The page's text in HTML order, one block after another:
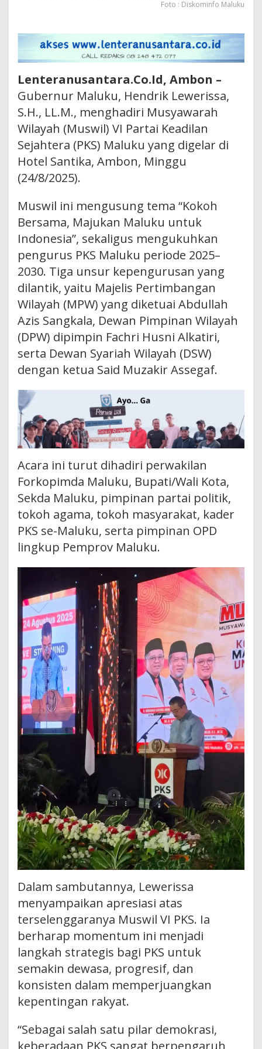
Foto : Diskominfo Maluku
Lenteranusantara.Co.Id, Ambon –
Gubernur Maluku, Hendrik Lewerissa,
S.H., LL.M., menghadiri Musyawarah
Wilayah (Muswil) VI Partai Keadilan
Sejahtera (PKS) Maluku yang digelar di
Hotel Santika, Ambon, Minggu
(24/8/2025).
Muswil ini mengusung tema “Kokoh
Bersama, Majukan Maluku untuk
Indonesia”, sekaligus mengukuhkan
pengurus PKS Maluku periode 2025–
2030. Tiga unsur kepengurusan yang
dilantik, yaitu Majelis Pertimbangan
Wilayah (MPW) yang diketuai Abdullah
Azis Sangkala, Dewan Pimpinan Wilayah
(DPW) dipimpin Fachri Husni Alkatiri,
serta Dewan Syariah Wilayah (DSW)
dengan ketua Said Muzakir Assegaf.
Acara ini turut dihadiri perwakilan
Forkopimda Maluku, Bupati/Wali Kota,
Sekda Maluku, pimpinan partai politik,
tokoh agama, tokoh masyarakat, kader
PKS se-Maluku, serta pimpinan OPD
lingkup Pemprov Maluku.
Dalam sambutannya, Lewerissa
menyampaikan apresiasi atas
terselenggaranya Muswil VI PKS. Ia
berharap momentum ini menjadi
langkah strategis bagi PKS untuk
semakin dewasa, progresif, dan
konsisten dalam memperjuangkan
kepentingan rakyat.
“Sebagai salah satu pilar demokrasi,